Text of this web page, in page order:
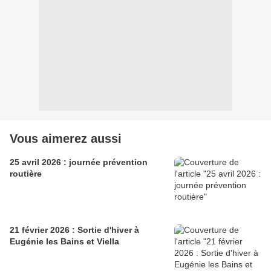
Vous aimerez aussi
25 avril 2026 : journée prévention
routière
21 février 2026 : Sortie d'hiver à
Eugénie les Bains et Viella